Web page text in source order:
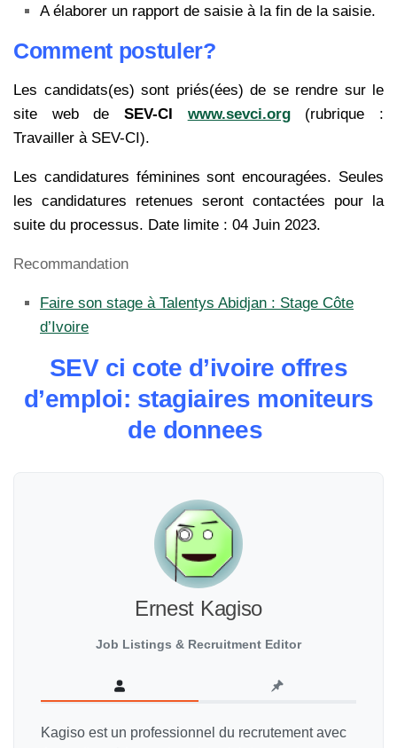
A élaborer un rapport de saisie à la fin de la saisie.
Comment postuler?
Les candidats(es) sont priés(ées) de se rendre sur le
site web de SEV-CI www.sevci.org(rubrique :
Travailler à SEV-CI).
Les candidatures féminines sont encouragées. Seules
les candidatures retenues seront contactées pour la
suite du processus. Date limite : 04 Juin 2023.
Recommandation
Faire son stage à Talentys Abidjan : Stage Côte
d’Ivoire
SEV ci cote d’ivoire offres
d’emploi: stagiaires moniteurs
de donnees
Ernest Kagiso
Job Listings & Recruitment Editor
Kagiso est un professionnel du recrutement avec